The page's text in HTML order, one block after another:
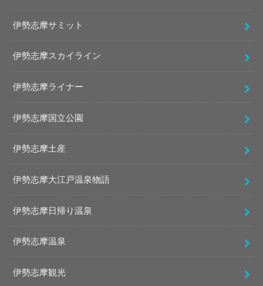
伊勢志摩サミット
伊勢志摩スカイライン
伊勢志摩ライナー
伊勢志摩国立公園
伊勢志摩土産
伊勢志摩大江戸温泉物語
伊勢志摩日帰り温泉
伊勢志摩温泉
伊勢志摩観光